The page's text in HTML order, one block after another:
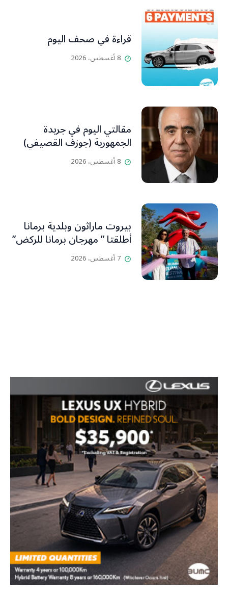
قراءة في صحف اليوم
8 أغسطس، 2026
مقالتي اليوم في جريدة
الجمهورية (جوزف القصيفي)
8 أغسطس، 2026
بيروت ماراثون وبلدية برمانا
أطلقتا ” مهرجان برمانا للركض”
7 أغسطس، 2026